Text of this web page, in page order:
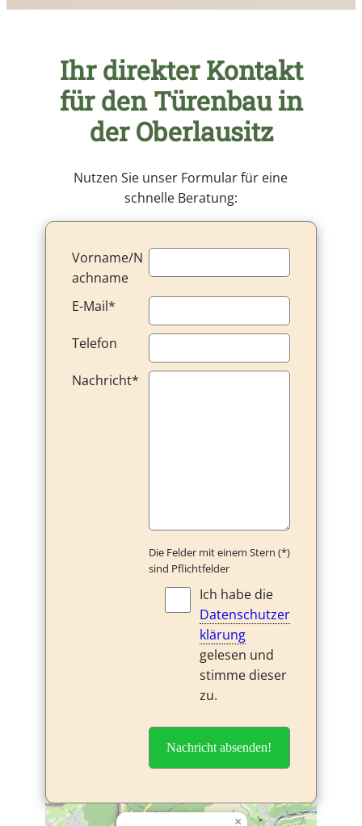
Ihr direkter Kontakt
für den Türenbau in
der Oberlausitz
Nutzen Sie unser Formular für eine
schnelle Beratung:
Vorname/N
achname
E-Mail*
Telefon
Nachricht*
Die Felder mit einem Stern (*)
sind Pflichtfelder
Ich habe die
Datenschutzer
klärung
gelesen und
stimme dieser
zu.
A
×